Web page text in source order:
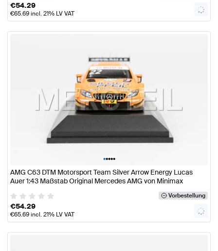
€54.29
€65.69incl. 21% LV VAT
•••••
AMG C63 DTM Motorsport Team Silver Arrow Energy Lucas
Auer 1:43 Maßstab Original Mercedes AMG von Minimax
Vorbestellung
€54.29
€65.69incl. 21% LV VAT